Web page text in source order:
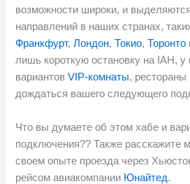
возможности широки, и
направлений в наших странах,
Франкфурт,Лондон,Токио,Торонто
лишь короткую остановку на IAH, у
вариантовVIP-комнаты, рестораны
дождаться вашего следующего
Что вы думаете об этом хабе и
подключения?? Также расскажите
своем опыте проезда через
рейсом авиакомпании Юнайтед.